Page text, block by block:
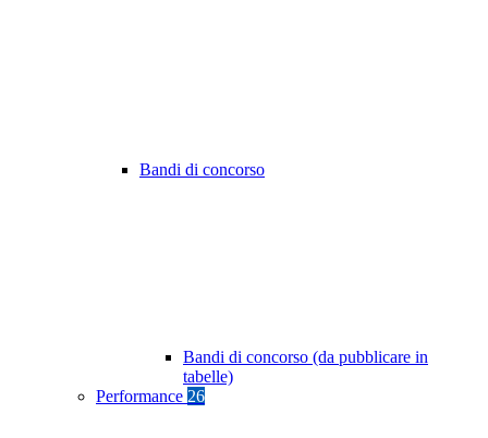
Bandi di concorso
Bandi di concorso (da pubblicare in
tabelle)
Performance 26